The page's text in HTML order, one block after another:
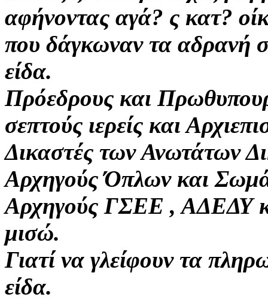
αφήνοντας αγά? ς κατ?
που δάγκωναν τα αδρανή
είδα.
Πρόεδρους και
σεπτούς ιερείς και
Δικαστές των Ανωτάτων
Αρχηγούς Όπλων και
Αρχηγούς ΓΣΕΕ , ΑΔΕΔΥ
μισώ.
Γιατί να γλείφουν τα
είδα.